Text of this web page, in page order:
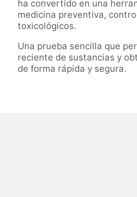
ha convertido en una
medicina preventiva,
toxicológicos.
Una prueba sencilla que
reciente de sustancias y
de forma rápida y segura.